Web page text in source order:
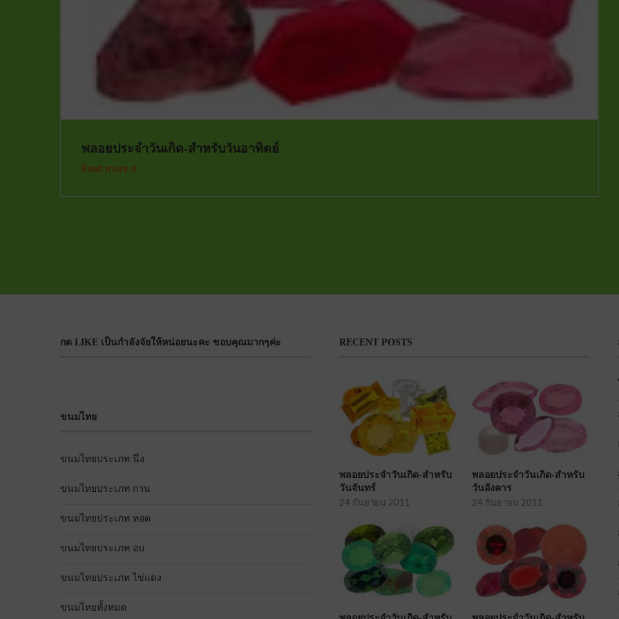
พลอยประจำวันเกิด-สำหรับวันอาทิตย์
Read more
กด LIKE เป็นกำลังจัยให้หน่อยนะคะ ขอบคุณมากๆค่ะ
ขนมไทย
ขนมไทยประเภท นึ่ง
ขนมไทยประเภท กวน
ขนมไทยประเภท ทอด
ขนมไทยประเภท อบ
ขนมไทยประเภท ไข่แดง
ขนมไทยทั้งหมด
RECENT POSTS
พลอยประจำวันเกิด-สำหรับ
วันจันทร์
24 กันยายน 2011
พลอยประจำวันเกิด-สำหรับ
วันอังคาร
24 กันยายน 2011